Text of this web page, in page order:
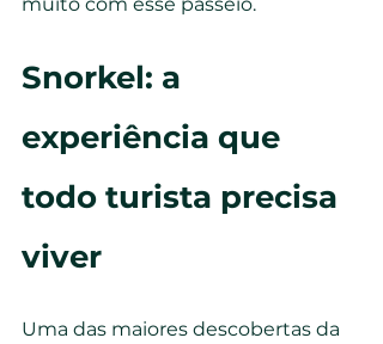
Snorkel: a
experiência que
todo turista precisa
viver
Uma das maiores descobertas da